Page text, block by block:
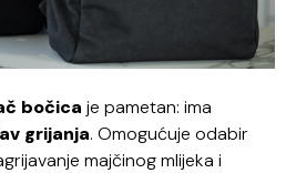
bočica je pametan: ima
grijanja. Omogućuje odabir
majčinog mlijeka i